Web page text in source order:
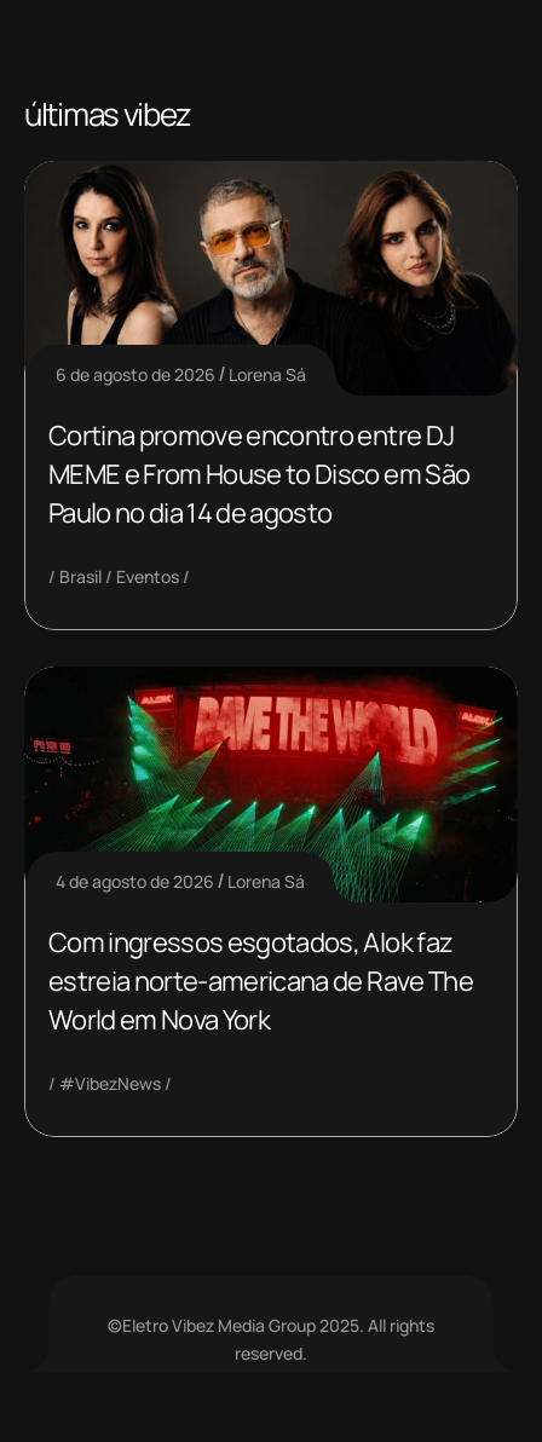
últimas vibez
6 de agosto de 2026 Lorena Sá
Cortina promove encontro entre DJ
MEME e From House to Disco em São
Paulo no dia 14 de agosto
Brasil Eventos
4 de agosto de 2026 Lorena Sá
Com ingressos esgotados, Alok faz
estreia norte-americana de Rave The
World em Nova York
#VibezNews
©Eletro Vibez Media Group 2025. All rights
reserved.